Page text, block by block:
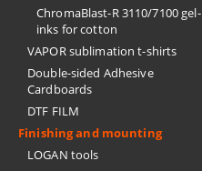
ChromaBlast-R 3110/7100 gel-
inks for cotton
VAPOR sublimation t-shirts
Double-sided Adhesive
Cardboards
DTF FILM
Finishing and mounting
LOGAN tools